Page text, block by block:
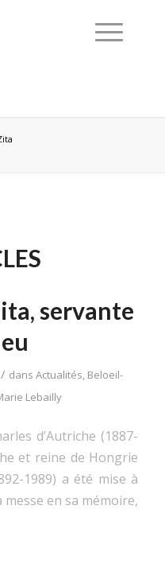
servante
/ dansActualités, Beloeil-
Lebailly
d’Autriche (1887-
et reine de Hongrie
1989) a été mise à
en sa mémoire,